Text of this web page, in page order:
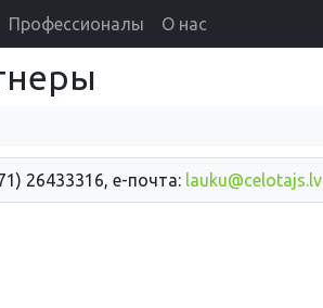
Профессионалы О нас
26433316, е-почта: lauku@celotajs.lv